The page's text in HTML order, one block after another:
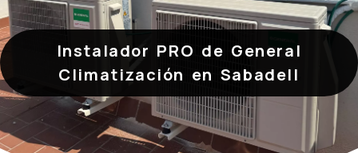
Instalador PRO de General
Climatización en Sabadell